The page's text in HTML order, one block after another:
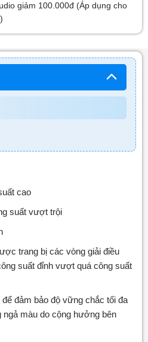
giảm 100.000đ (Áp dụng cho
cao
suất vượt trội
trang bị các vòng giải điều
suất đỉnh vượt quá công suất
đảm bảo độ vững chắc tối đa
màu do cộng hưởng bên